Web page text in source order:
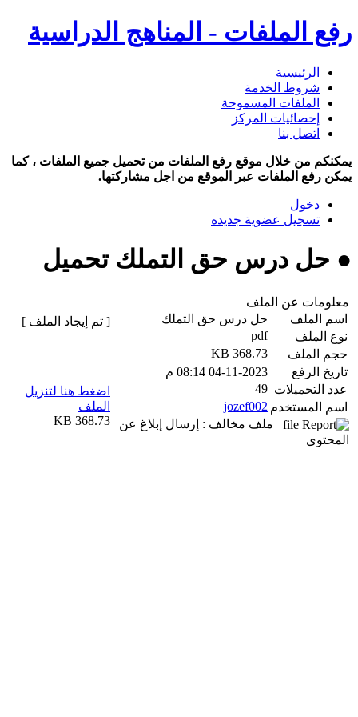
رفع الملفات - المناهج الدراسية
الرئيسية
شروط الخدمة
الملفات المسموحة
إحصائيات المركز
اتصل بنا
يمكنكم من خلال موقع رفع الملفات من تحميل جميع الملفات ، كما
يمكن رفع الملفات عبر الموقع من اجل مشاركتها.
دخول
تسجيل عضوية جديده
● حل درس حق التملك تحميل
معلومات عن الملف
اسم الملف
حل درس حق التملك
نوع الملف
pdf
حجم الملف
368.73 KB
تاريخ الرفع
04-11-2023 08:14 م
عدد التحميلات 49
اسم المستخدم jozef002
ملف مخالف : إرسال إبلاغ عن
المحتوى
[ تم إيجاد الملف ]
اضغط هنا لتنزيل
الملف
368.73 KB